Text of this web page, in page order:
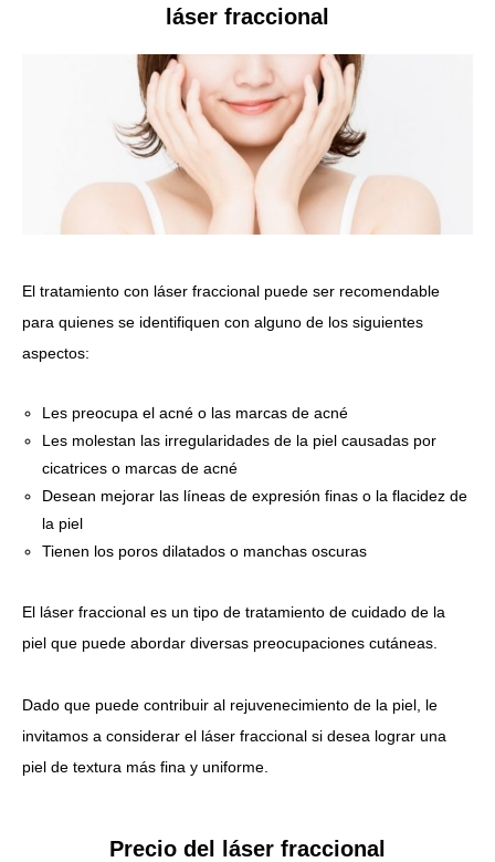
láser fraccional
El tratamiento con láser fraccional puede ser recomendable
para quienes se identifiquen con alguno de los siguientes
aspectos:
Les preocupa el acné o las marcas de acné
Les molestan las irregularidades de la piel causadas por
cicatrices o marcas de acné
Desean mejorar las líneas de expresión finas o la flacidez de
la piel
Tienen los poros dilatados o manchas oscuras
El láser fraccional es un tipo de tratamiento de cuidado de la
piel que puede abordar diversas preocupaciones cutáneas.
Dado que puede contribuir al rejuvenecimiento de la piel, le
invitamos a considerar el láser fraccional si desea lograr una
piel de textura más fina y uniforme.
Precio del láser fraccional